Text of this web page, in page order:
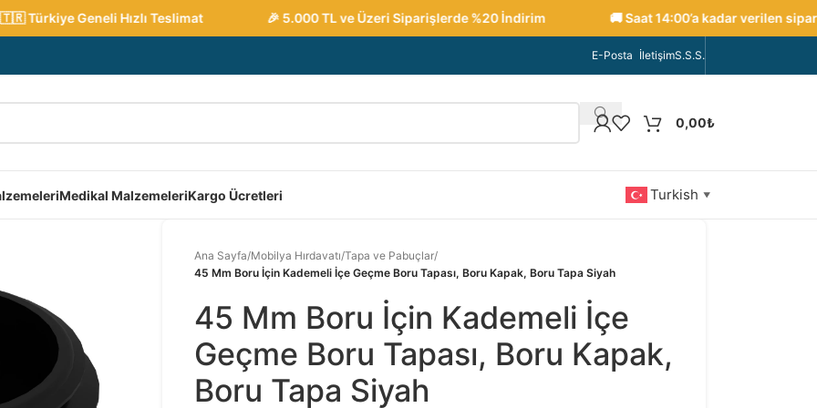
Türkiye Geneli Hızlı Teslimat 🎉 5.000 TL ve Üzeri Siparişlerde %20 İndirim 🚚 Saat 14:00’a kadar verilen
E-Posta İletişimS.S.S.
0,00₺
Medikal MalzemeleriKargo Ücretleri Turkish ▼
Ana Sayfa/Mobilya Hırdavatı/Tapa ve Pabuçlar/
45 Mm Boru İçin Kademeli İçe Geçme Boru Tapası, Boru Kapak, Boru Tapa Siyah
45 Mm Boru İçin Kademeli İçe
Geçme Boru Tapası, Boru Kapak,
Boru Tapa Siyah